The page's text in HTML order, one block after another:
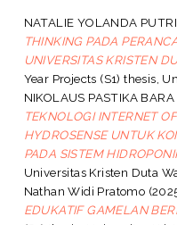
NATALIE YOLANDA PUTRI
THINKING PADA
UNIVERSITAS KRISTEN
Year Projects (S1) thesis,
NIKOLAUS PASTIKA
TEKNOLOGI INTERNET
HYDROSENSE UNTUK
PADA SISTEM
Universitas Kristen Duta
Nathan Widi Pratomo
EDUKATIF GAMELAN